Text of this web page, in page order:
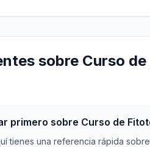
sobre Curso
primero sobre Curso de
tienes una referencia rápida